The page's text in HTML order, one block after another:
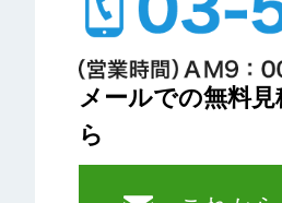
メールでの無料
ら